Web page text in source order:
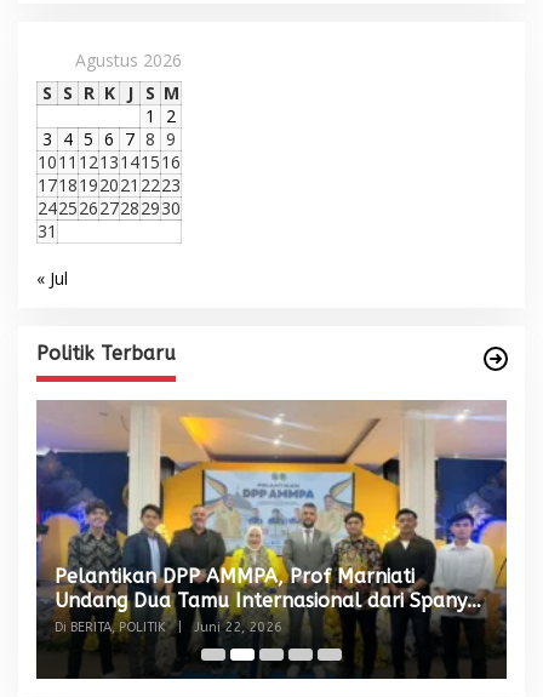
Agustus 2026
S S R K J S M
1
2
3 4 5 6 7 8 9
1011 1213141516
1718192021 2223
24252627282930
31
« Jul
Politik Terbaru
Pelantikan DPP AMMPA, Prof Marniati
Undang Dua Tamu Internasional dari Spanyol
dan Malaysia
Di BERITA, POLITIK Juni 22, 2026